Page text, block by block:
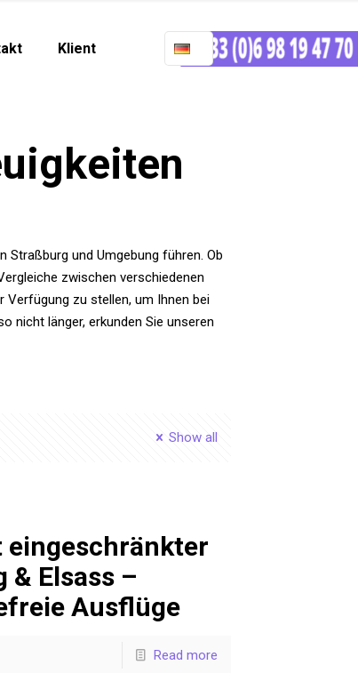
Klient
Straßburg und Umgebung führen. Ob
zwischen verschiedenen
Verfügung zu stellen, um Ihnen bei
nicht länger, erkunden Sie unseren
Show all
Elsass –
Ausflüge
Read more